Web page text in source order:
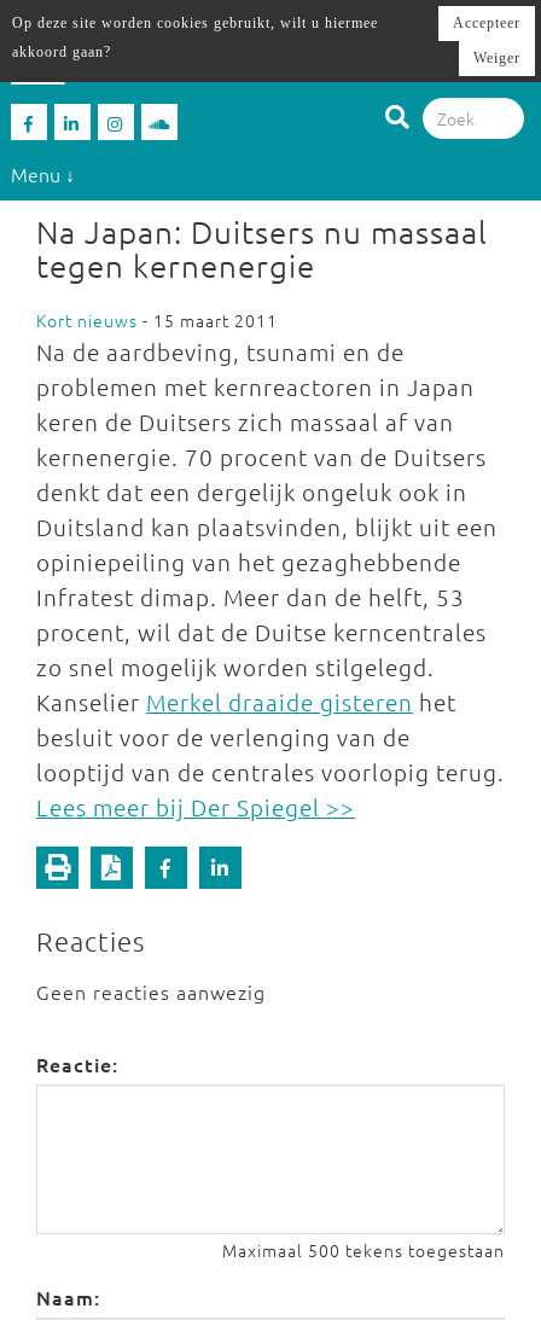
Menu ↓
Na Japan: Duitsers nu massaal
tegen kernenergie
Kort nieuws - 15 maart 2011
Na de aardbeving, tsunami en de
problemen met kernreactoren in Japan
keren de Duitsers zich massaal af van
kernenergie. 70 procent van de Duitsers
denkt dat een dergelijk ongeluk ook in
Duitsland kan plaatsvinden, blijkt uit een
opiniepeiling van het gezaghebbende
Infratest dimap. Meer dan de helft, 53
procent, wil dat de Duitse kerncentrales
zo snel mogelijk worden stilgelegd.
Kanselier Merkel draaide gisteren het
besluit voor de verlenging van de
looptijd van de centrales voorlopig terug.
Lees meer bij Der Spiegel >>
Reacties
Geen reacties aanwezig
Reactie:
Maximaal 500 tekens toegestaan
Naam:
Op deze site worden cookies gebruikt, wilt u hiermee
akkoord gaan?
Accepteer
Weiger